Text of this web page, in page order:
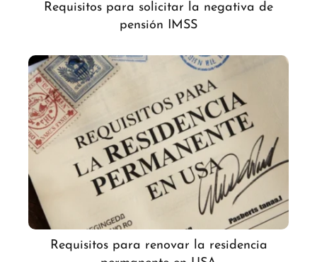
Requisitos para solicitar la negativa de
pensión IMSS
Requisitos para renovar la residencia